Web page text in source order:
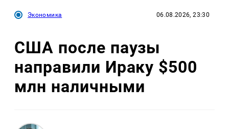
Экономика 06.08.2026, 23:30
США после паузы
направили Ираку $500
млн наличными